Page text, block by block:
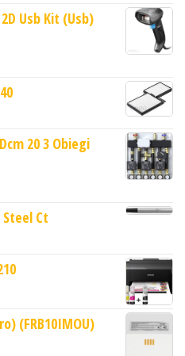
Usb Kit (Usb)
20 3 Obiegi
Ct
(FRB10IMOU)